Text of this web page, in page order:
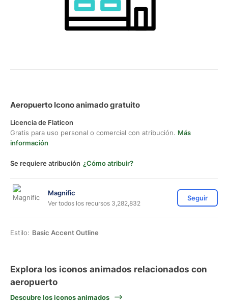
Aeropuerto Icono animado gratuito
Licencia de Flaticon
Gratis para uso personal o comercial con atribución. Más
información
Se requiere atribución ¿Cómo atribuir?
Magnific
Ver todos los recursos 3,282,832
Seguir
Estilo: Basic Accent Outline
Explora los iconos animados relacionados con
aeropuerto
Descubre los iconos animados